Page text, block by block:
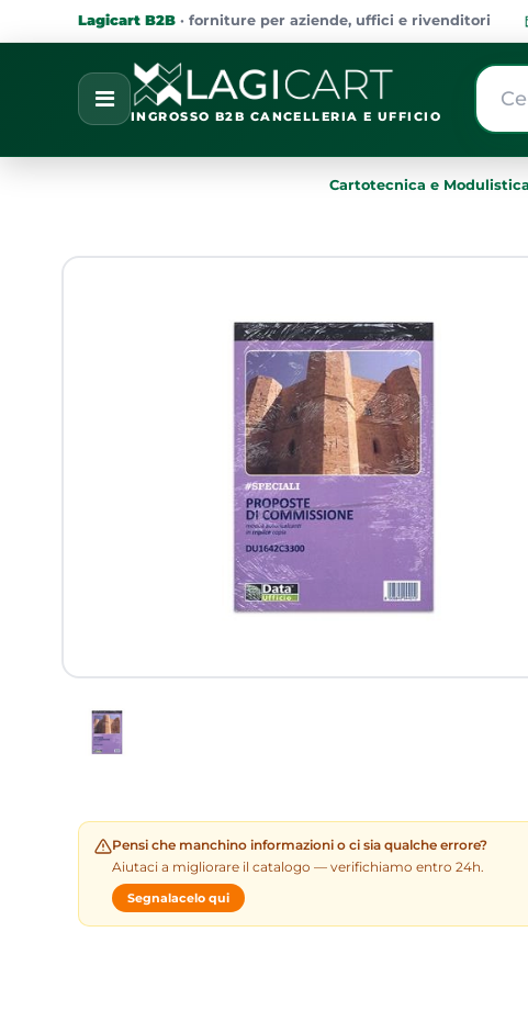
Lagicart B2B · forniture per aziende, uffici e rivenditori
OpenINGROSSO B2B CANCELLERIA E UFFICIO
La
Cartotecnica e Modulistica
Pensi che manchino informazioni o ci sia qualche errore?
Aiutaci a migliorare il catalogo — verifichiamo entro 24h.
Segnalacelo qui